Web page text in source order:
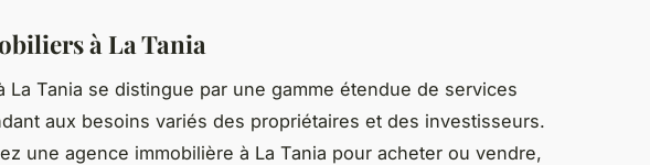
à La Tania
La Tania se distingue par une gamme étendue de services
aux besoins variés des propriétaires et des investisseurs.
une agence immobilière à La Tania pour acheter ou vendre,